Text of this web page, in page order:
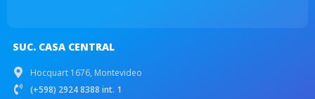
SUC. CASA CENTRAL
Hocquart 1676, Montevideo
(+598) 2924 8388 int. 1